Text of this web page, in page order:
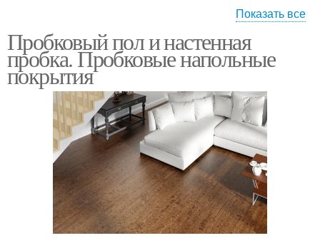
Пробка в интерьере
Показать все
Пробковый пол и настенная
пробка. Пробковые напольные
покрытия